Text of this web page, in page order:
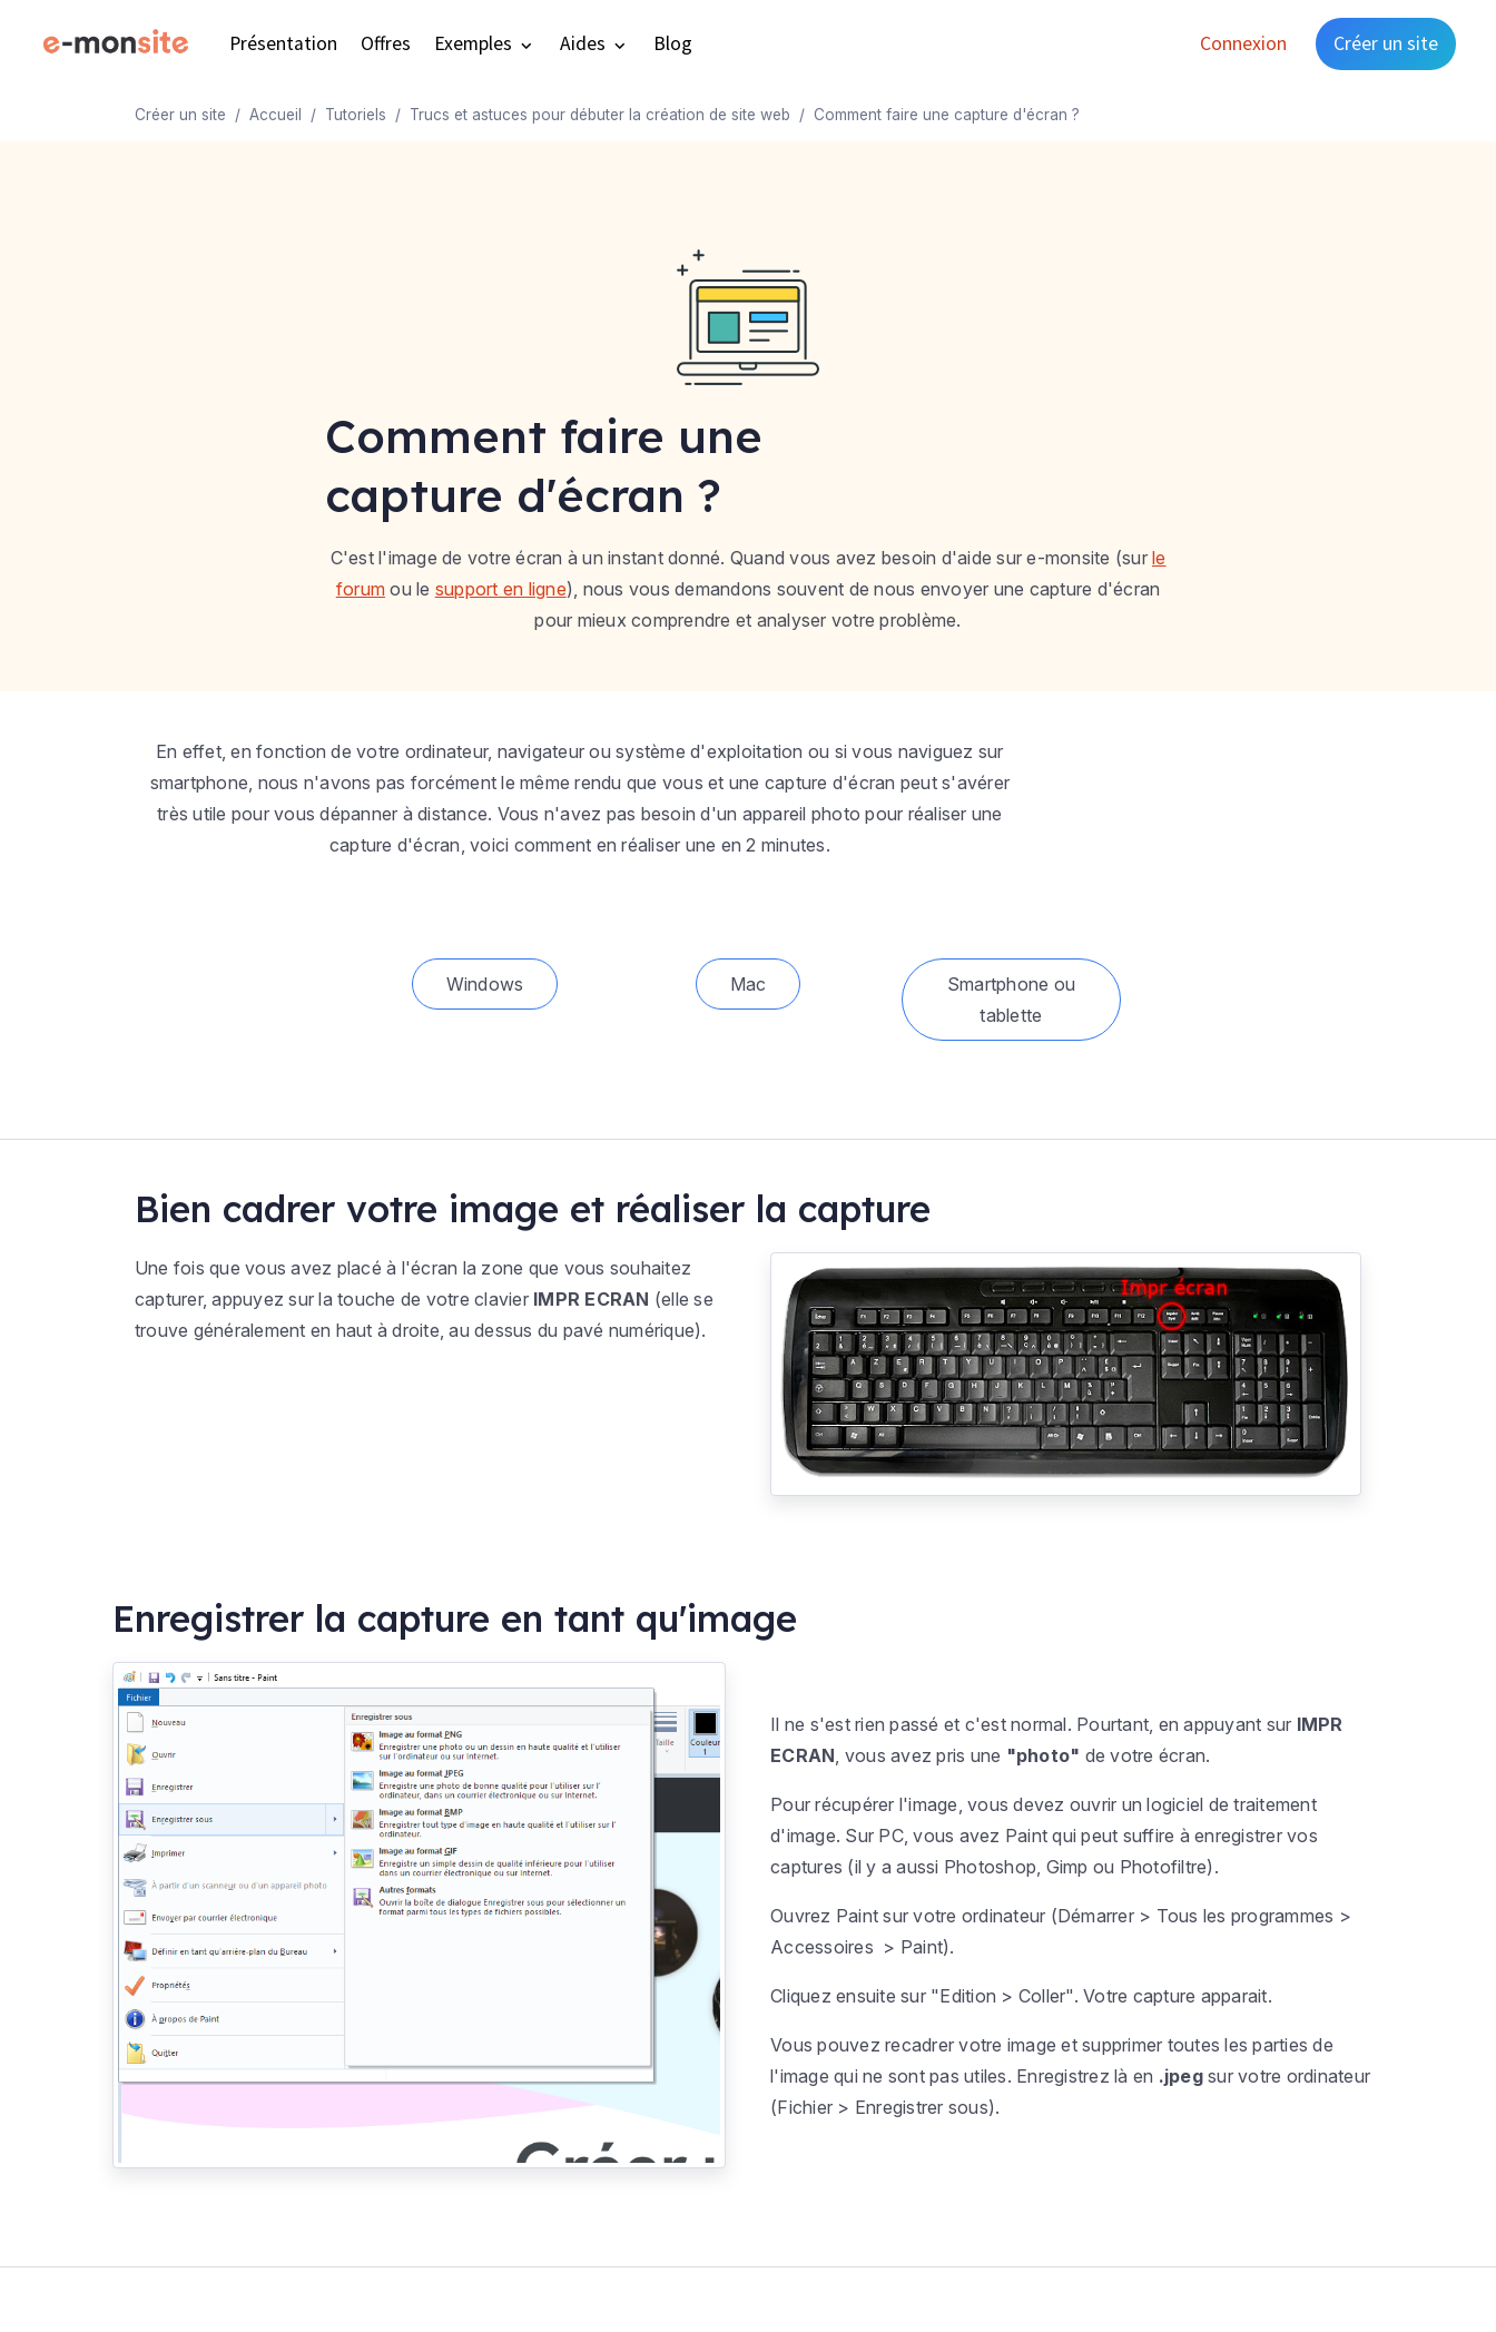
Présentation Offres Exemples Aides Blog Connexion Créer un site
Créer un site Accueil Tutoriels Trucs et astuces pour débuter la création de site web Comment faire une capture d'écran ?
Comment faire une
capture d'écran ?​
C'est l'image de votre écran à un instant donné. Quand vous avez besoin d'aide sur e-monsite (sur le
forum ou le support en ligne), nous vous demandons souvent de nous envoyer une capture d'écran
pour mieux comprendre et analyser votre problème.
En effet, en fonction de votre ordinateur, navigateur ou système d'exploitation ou si vous naviguez sur
smartphone, nous n'avons pas forcément le même rendu que vous et une capture d'écran peut s'avérer
très utile pour vous dépanner à distance. Vous n'avez pas besoin d'un appareil photo pour réaliser une
capture d'écran, voici comment en réaliser une en 2 minutes.
Windows Mac
Smartphone ou
tablette
Bien cadrer votre image et réaliser la capture
Une fois que vous avez placé à l'écran la zone que vous souhaitez
capturer, appuyez sur la touche de votre clavier IMPR ECRAN (elle se
trouve généralement en haut à droite, au dessus du pavé numérique).
Enregistrer la capture en tant qu'image
Il ne s'est rien passé et c'est normal. Pourtant, en appuyant sur IMPR
ECRAN , vous avez pris une "photo" de votre écran.
Pour récupérer l'image, vous devez ouvrir un logiciel de traitement
d'image. Sur PC, vous avez Paint qui peut suffire à enregistrer vos
captures (il y a aussi Photoshop, Gimp ou Photofiltre).
Ouvrez Paint sur votre ordinateur (Démarrer > Tous les programmes >
Accessoires > Paint).
Cliquez ensuite sur "Edition > Coller". Votre capture apparait.
Vous pouvez recadrer votre image et supprimer toutes les parties de
l'image qui ne sont pas utiles. Enregistrez là en .jpegsur votre ordinateur
(Fichier > Enregistrer sous).